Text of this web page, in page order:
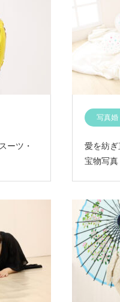
ーツ・
写真婚
愛を紡
宝物写真